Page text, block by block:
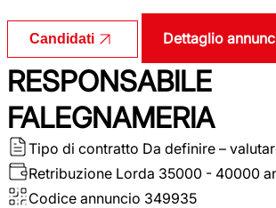
Candidati Dettaglio
RESPONSABILE
FALEGNAMERIA
Tipo di contratto Da definire –
Retribuzione Lorda 35000 - 40000
Codice annuncio 349935